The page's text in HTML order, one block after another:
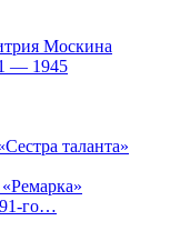
Москина
— 1945
таланта»
го…